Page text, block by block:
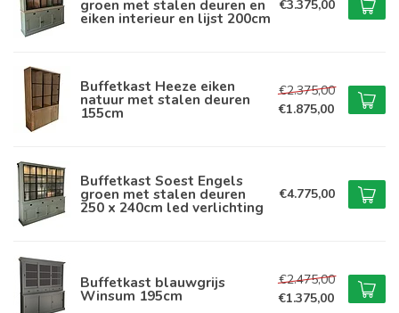
groen met stalen deuren en
eiken interieur en lijst 200cm
€3.375,00
Buffetkast Heeze eiken
natuur met stalen deuren
155cm
€2.375,00
€1.875,00
Buffetkast Soest Engels
groen met stalen deuren
250 x 240cm led verlichting
€4.775,00
Buffetkast blauwgrijs
Winsum 195cm
€2.475,00
€1.375,00